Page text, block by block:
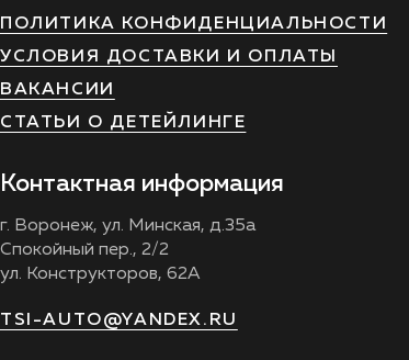
ПОЛИТИКА КОНФИДЕНЦИАЛЬНОСТИ
УСЛОВИЯ ДОСТАВКИ И ОПЛАТЫ
ВАКАНСИИ
СТАТЬИ О ДЕТЕЙЛИНГЕ
Контактная информация
г. Воронеж, ул. Минская, д.35а
Спокойный пер., 2/2
ул. Конструкторов, 62А
TSI-AUTO@YANDEX.RU